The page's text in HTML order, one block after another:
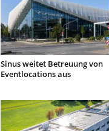
Sinus weitet Betreuung von
Eventlocations aus